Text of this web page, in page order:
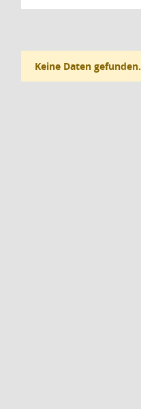
Keine Daten gefunden.